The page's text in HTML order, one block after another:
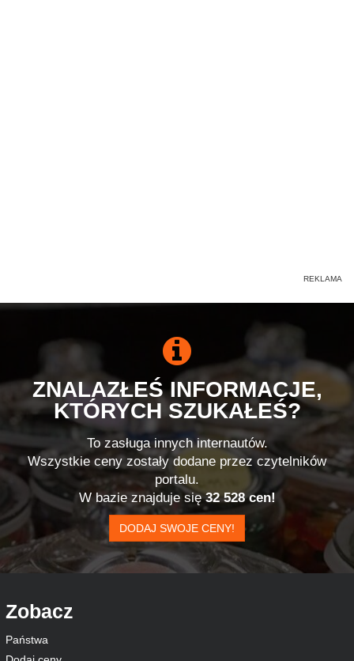
ZNALAZŁEŚ INFORMACJE,
KTÓRYCH SZUKAŁEŚ?
To zasługa innych internautów.
Wszystkie ceny zostały dodane przez czytelników
portalu.
W bazie znajduje się32 528 cen!
DODAJ SWOJE CENY!
Zobacz
Państwa